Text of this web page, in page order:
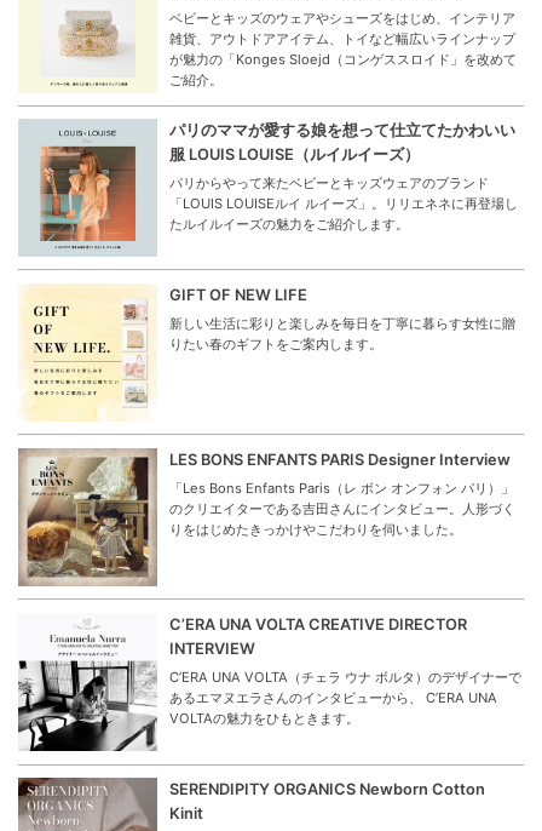
ベビーとキッズのウェアやシューズをはじめ、インテリア
雑貨、アウトドアアイテム、トイなど幅広いラインナップ
が魅力の「Konges Sloejd（コンゲススロイド」を改めて
ご紹介。
パリのママが愛する娘を想って仕立てたかわいい
服 LOUIS LOUISE（ルイルイーズ）
パリからやって来たベビーとキッズウェアのブランド
「LOUIS LOUISEルイ ルイーズ」。リリエネネに再登場し
たルイルイーズの魅力をご紹介します。
GIFT OF NEW LIFE
新しい生活に彩りと楽しみを毎日を丁寧に暮らす女性に贈
りたい春のギフトをご案内します。
LES BONS ENFANTS PARIS Designer Interview
「Les Bons Enfants Paris（レ ボン オンフォン パリ）」
のクリエイターである吉田さんにインタビュー。人形づく
りをはじめたきっかけやこだわりを伺いました。
C’ERA UNA VOLTA CREATIVE DIRECTOR
INTERVIEW
C’ERA UNA VOLTA（チェラ ウナ ボルタ）のデザイナーで
あるエマヌエラさんのインタビューから、 C’ERA UNA
VOLTAの魅力をひもときます。
SERENDIPITY ORGANICS Newborn Cotton
Kinit